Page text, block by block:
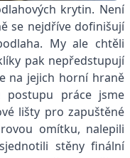
krytin. Není
se nejdříve dofinišují
My ale chtěli
pak nepředstupují
na jejich horní hraně
postupu práce jsme
lišty pro zapuštěné
omítku, nalepili
stěny finální